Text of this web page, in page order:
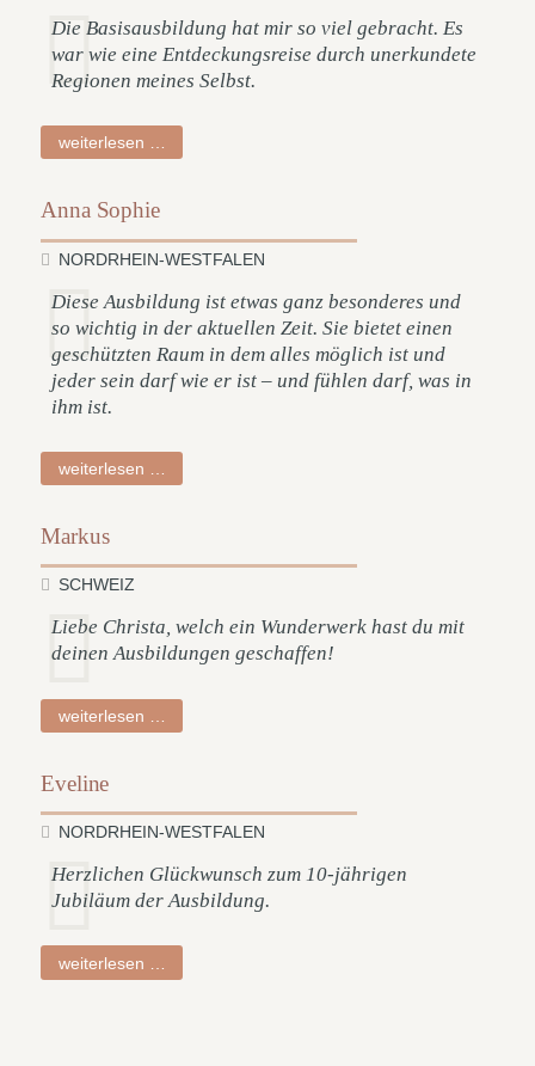
Die Basisausbildung hat mir so viel gebracht. Es
war wie eine Entdeckungsreise durch unerkundete
Regionen meines Selbst.
weiterlesen …
Anna Sophie
NORDRHEIN-WESTFALEN
Diese Ausbildung ist etwas ganz besonderes und
so wichtig in der aktuellen Zeit. Sie bietet einen
geschützten Raum in dem alles möglich ist und
jeder sein darf wie er ist – und fühlen darf, was in
ihm ist.
weiterlesen …
sophie
Markus
SCHWEIZ
Liebe Christa, welch ein Wunderwerk hast du mit
deinen Ausbildungen geschaffen!
weiterlesen …
Eveline
NORDRHEIN-WESTFALEN
Herzlichen Glückwunsch zum 10-jährigen
Jubiläum der Ausbildung.
weiterlesen …